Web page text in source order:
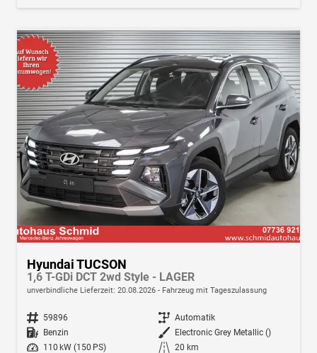
Hyundai TUCSON
1,6 T-GDi DCT 2wd Style - LAGER
unverbindliche Lieferzeit: 20.08.2026 Fahrzeug mit Tageszulassung
Fahrzeugnr. 59896 Getriebe Automatik
Kraftstoff Benzin Außenfarbe Electronic Grey Metallic ()
Leistung
110 kW (150 PS) Kilometerstand 20 km